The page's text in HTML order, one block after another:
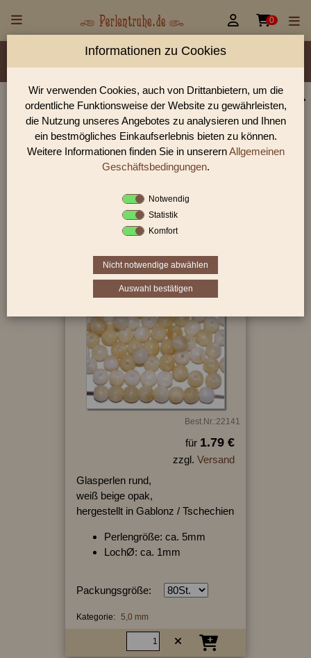
 0
Material/Glassorte Sorte/Form Farbe
Größen
Lochdurchmesser
Perlen Shop für gedrückte Perlen runde 5,0 mm
In unserem Perlen Shop finden sie zahlreich gedrückte Perlen
runde 5,0 mm und viele weiter Glasperlen.
Sie befinden sich in folgender Kategorie:
gedrückte Perlen runde Perlen
Best.Nr.:22141
für 1.79 €
zzgl. Versand
Glasperlen rund,
weiß beige opak,
hergestellt in Gablonz / Tschechien
Perlengröße: ca. 5mm
LochØ: ca. 1mm
Packungsgröße:
Kategorie: 5,0 mm
Informationen zu Cookies
Wir verwenden Cookies, auch von Drittanbietern, um die
ordentliche Funktionsweise der Website zu gewährleisten,
die Nutzung unseres Angebotes zu analysieren und Ihnen
ein bestmögliches Einkaufserlebnis bieten zu können.
Weitere Informationen finden Sie in unserernAllgemeinen
Geschäftsbedingungen.
Notwendig
Statistik
Komfort
Nicht notwendige abwählen
Auswahl bestätigen